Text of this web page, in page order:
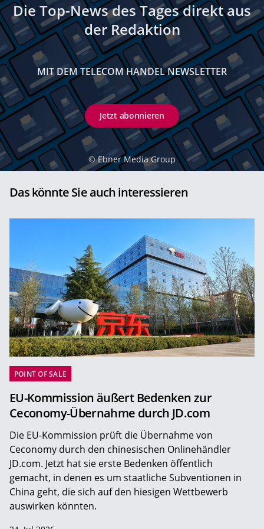
Die Top-News des Tages direkt aus
der Redaktion
MIT DEM TELECOM HANDEL NEWSLETTER
Jetzt abonnieren
© Ebner Media Group
Das könnte Sie auch interessieren
POINT OF SALE
EU-Kommission äußert Bedenken zur
Ceconomy-Übernahme durch JD.com
Die EU-Kommission prüft die Übernahme von
Ceconomy durch den chinesischen Onlinehändler
JD.com. Jetzt hat sie erste Bedenken öffentlich
gemacht, in denen es um staatliche Subventionen in
China geht, die sich auf den hiesigen Wettbewerb
auswirken könnten.